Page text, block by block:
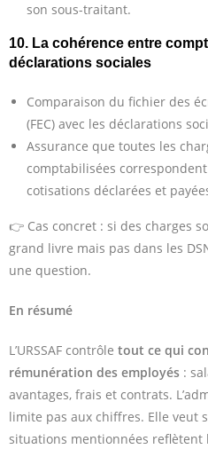
son sous-traitant.
10. La cohérence entre
déclarations sociales
Comparaison du fichier des
(FEC) avec les déclarations
Assurance que toutes les
comptabilisées
cotisations déclarées et
👉 Cas concret : si des charges
grand livre mais pas dans les
une question.
En résumé
L’URSSAF contrôle tout ce qui
rémunération des employés :
avantages, frais et contrats.
limite pas aux chiffres. Elle veut
situations mentionnées reflètent